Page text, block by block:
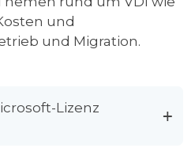
und
und Migration.
Lizenz